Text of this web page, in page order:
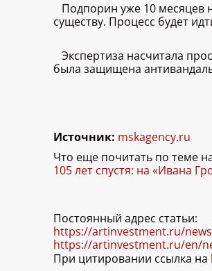
Подпорин уже 10 месяцев
существу. Процесс будет
Экспертиза насчитала
была защищена
Источник: mskagency.ru
Что еще почитать по теме
105 лет спустя: на «Ивана
Постоянный адрес статьи:
https://artinvestment.ru/
https://artinvestment.ru/en/
При цитировании ссылка на